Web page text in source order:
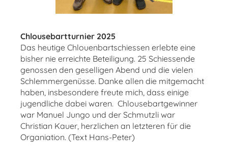
Chlousebartturnier 2025
Das heutige Chlouenbartschiessen erlebte eine
bisher nie erreichte Beteiligung. 25 Schiessende
genossen den geselligen Abend und die vielen
Schlemmergenüsse. Danke allen die mitgemacht
haben, insbesondere freute mich, dass einige
jugendliche dabei waren. Chlousebartgewinner
war Manuel Jungo und der Schmutzli war
Christian Kauer, herzlichen an letzteren für die
Organiation. (Text Hans-Peter)